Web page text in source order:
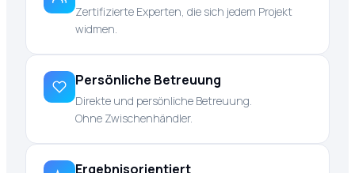
Zertifizierte Experten, die sich jedem Projekt
widmen.
Persönliche Betreuung
Direkte und persönliche Betreuung.
Ohne Zwischenhändler.
Ergebnisorientiert